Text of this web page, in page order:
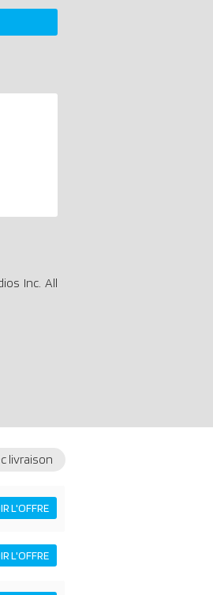
Inc. All
livraison
L'OFFRE
L'OFFRE